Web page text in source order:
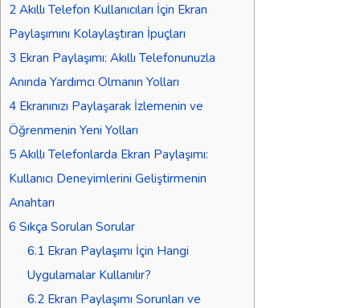
2 Akıllı Telefon Kullanıcıları İçin Ekran
Paylaşımını Kolaylaştıran İpuçları
3 Ekran Paylaşımı: Akıllı Telefonunuzla
Anında Yardımcı Olmanın Yolları
4 Ekranınızı Paylaşarak İzlemenin ve
Öğrenmenin Yeni Yolları
5 Akıllı Telefonlarda Ekran Paylaşımı:
Kullanıcı Deneyimlerini Geliştirmenin
Anahtarı
6 Sıkça Sorulan Sorular
6.1Ekran Paylaşımı İçin Hangi
Uygulamalar Kullanılır?
6.2Ekran Paylaşımı Sorunları ve